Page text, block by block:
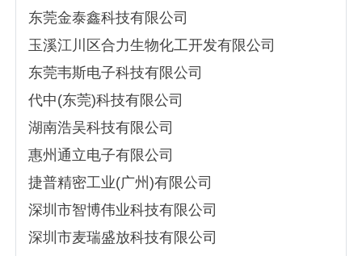
东莞金泰鑫科技有限公司
玉溪江川区合力生物化工开发有限公司
东莞韦斯电子科技有限公司
代中(东莞)科技有限公司
湖南浩吴科技有限公司
惠州通立电子有限公司
捷普精密工业(广州)有限公司
深圳市智博伟业科技有限公司
深圳市麦瑞盛放科技有限公司